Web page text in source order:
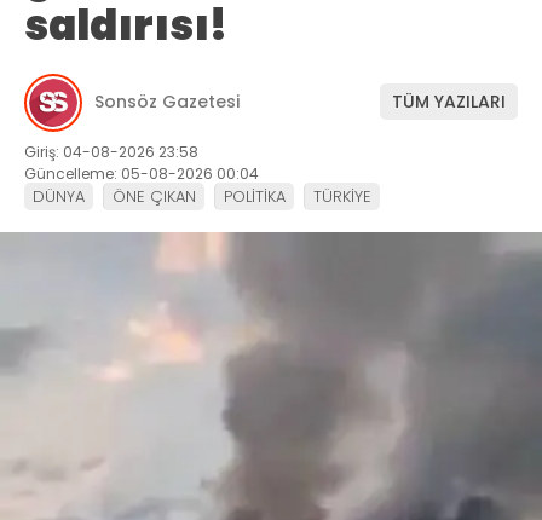
saldırısı!
Sonsöz Gazetesi TÜM YAZILARI
Giriş: 04-08-2026 23:58
Güncelleme: 05-08-2026 00:04
DÜNYA ÖNE ÇIKAN POLİTİKA TÜRKİYE